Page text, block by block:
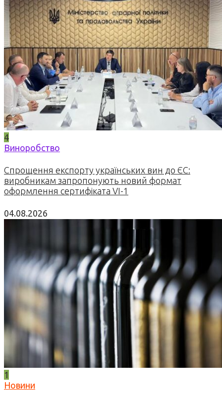
4
Виноробство
Спрощення експорту українських вин до ЄС:
виробникам запропонують новий формат
оформлення сертифіката VI-1
04.08.2026
1
Новини